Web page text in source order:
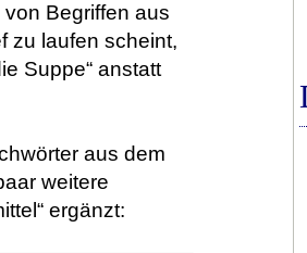
Begriffen aus
zu laufen scheint,
Suppe“ anstatt
aus dem
weitere
ergänzt: